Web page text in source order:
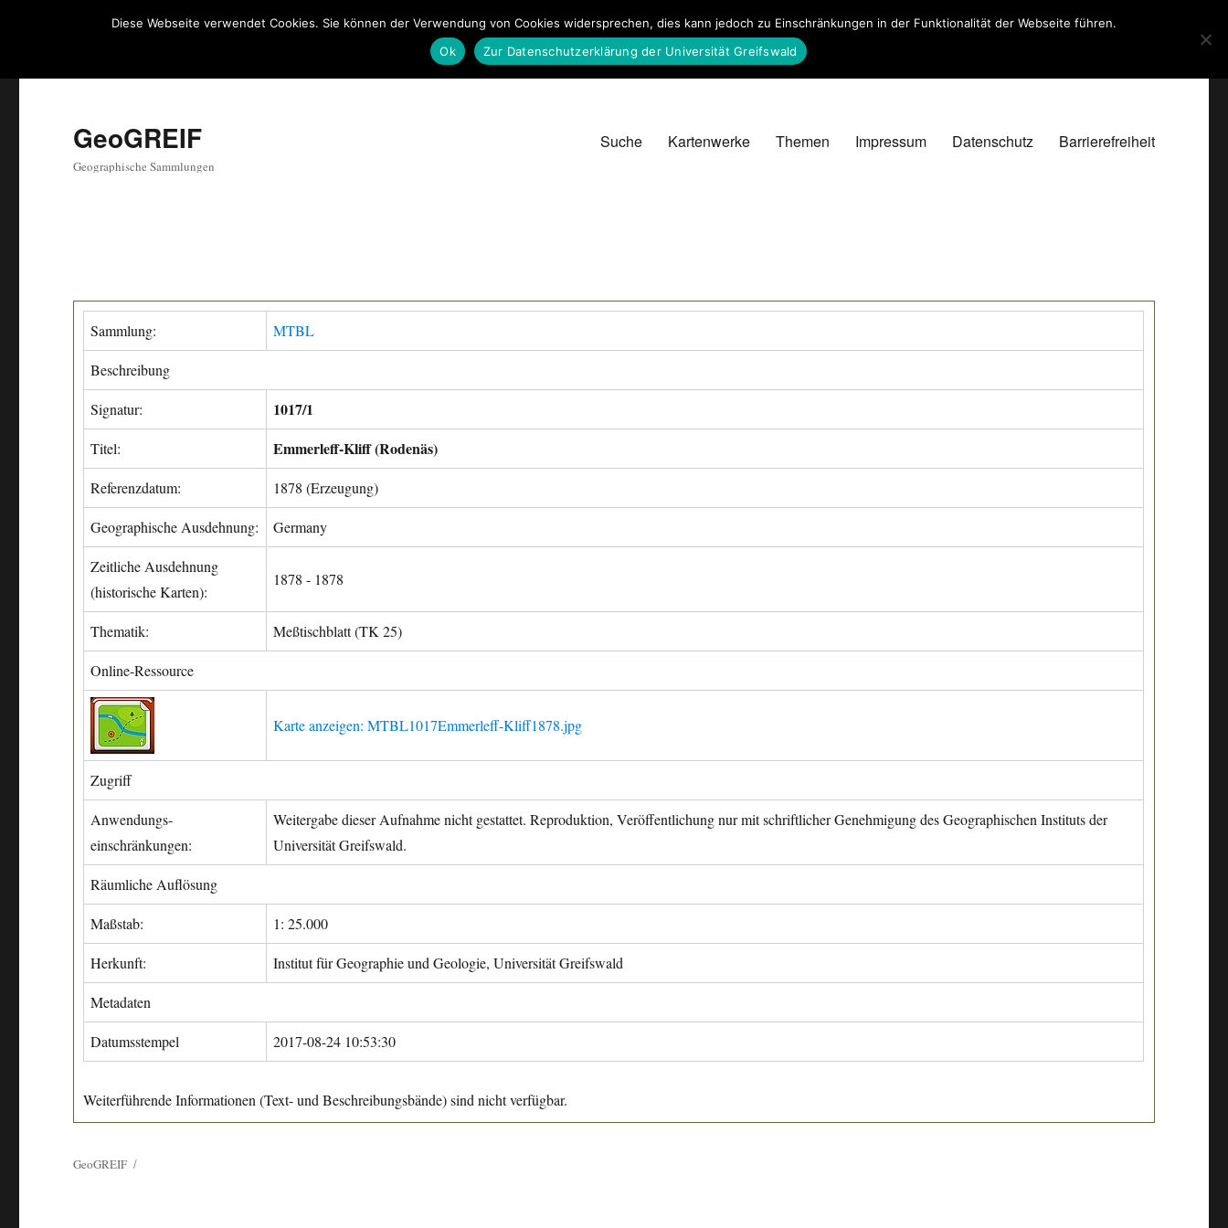
GeoGREIF
Geographische Sammlungen
Suche Kartenwerke Themen Impressum Datenschutz Barrierefreiheit
Sammlung: MTBL
Beschreibung
Signatur: 1017/1
Titel: Emmerleff-Kliff (Rodenäs)
Referenzdatum: 1878 (Erzeugung)
Geographische Ausdehnung: Germany
Zeitliche Ausdehnung
(historische Karten):
1878 - 1878
Thematik: Meßtischblatt (TK 25)
Online-Ressource
Karte anzeigen: MTBL1017Emmerleff-Kliff1878.jpg
Zugriff
Anwendungs-
einschränkungen:
Weitergabe dieser Aufnahme nicht gestattet. Reproduktion, Veröffentlichung nur mit schriftlicher Genehmigung des Geographischen Instituts der
Universität Greifswald.
Räumliche Auflösung
Maßstab: 1: 25.000
Herkunft: Institut für Geographie und Geologie, Universität Greifswald
Metadaten
Datumsstempel 2017-08-24 10:53:30
Weiterführende Informationen (Text- und Beschreibungsbände) sind nicht verfügbar.
GeoGREIF
Diese Webseite verwendet Cookies. Sie können der Verwendung von Cookies widersprechen, dies kann jedoch zu Einschränkungen in der Funktionalität der Webseite führen.
Ok
Zur Datenschutzerklärung der Universität Greifswald